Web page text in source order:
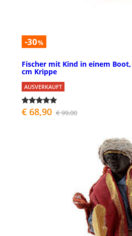
-30%
Fischer mit Kind in einem
cm Krippe
AUSVERKAUFT
€ 68,90 € 99,00